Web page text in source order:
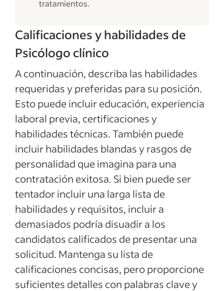
tratamientos.
Calificaciones y habilidades de
Psicólogo clínico
A continuación, describa las habilidades
requeridas y preferidas para su posición.
Esto puede incluir educación, experiencia
laboral previa, certificaciones y
habilidades técnicas. También puede
incluir habilidades blandas y rasgos de
personalidad que imagina para una
contratación exitosa. Si bien puede ser
tentador incluir una larga lista de
habilidades y requisitos, incluir a
demasiados podría disuadir a los
candidatos calificados de presentar una
solicitud. Mantenga su lista de
calificaciones concisas, pero proporcione
suficientes detalles con palabras clave y